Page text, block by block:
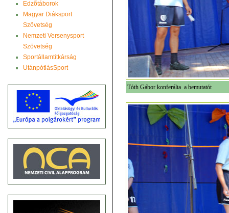
Edzõtáborok
Magyar Diáksport
Szövetség
Nemzeti Versenysport
Szövetség
Sportállamtitkárság
UtánpótlásSport
Tóth Gábor konferálta a bemutatót